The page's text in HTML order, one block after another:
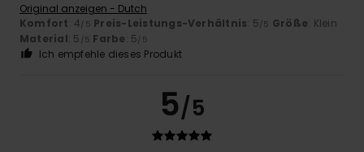
Original anzeigen - Dutch
Komfort: 4 /5 Preis-Leistungs-Verhältnis: 5 /5 Größe: Klein
Material: 5 /5 Farbe: 5 /5
Ich empfehle dieses Produkt
5/5